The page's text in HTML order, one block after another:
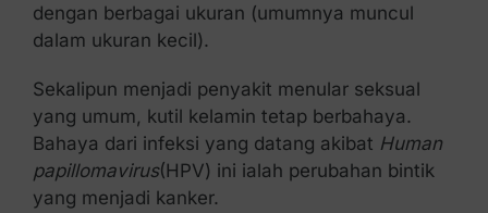
dengan berbagai ukuran (umumnya muncul
dalam ukuran kecil).
Sekalipun menjadi penyakit menular seksual
yang umum, kutil kelamin tetap berbahaya.
Bahaya dari infeksi yang datang akibat Human
papillomavirus(HPV) ini ialah perubahan bintik
yang menjadi kanker.